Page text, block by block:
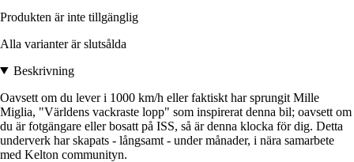
Produkten är inte tillgänglig
Alla varianter är slutsålda
Beskrivning
Oavsett om du lever i 1000 km/h eller faktiskt har sprungit Mille
Miglia, "Världens vackraste lopp" som inspirerat denna bil; oavsett om
du är fotgängare eller bosatt på ISS, så är denna klocka för dig. Detta
underverk har skapats - långsamt - under månader, i nära samarbete
med Kelton communityn.